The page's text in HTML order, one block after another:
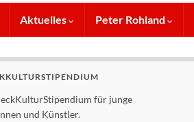
Aktuelles Peter Rohland
für junge
und Künstler.